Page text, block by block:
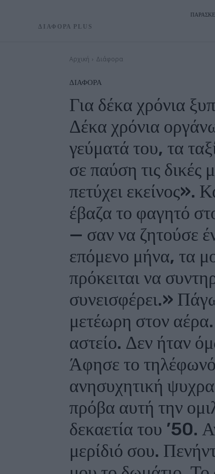
ΔΙΑΦΟΡΑ PLUS
Αρχική Διάφορα
ΔΙΆΦΟΡΑ
Για δέκα χρόνια
Δέκα χρόνια
γεύματά του, τα
σε παύση τις δικές
πετύχει εκείνος».
έβαζα το φαγητό
— σαν να ζητούσε
επόμενο μήνα, τα
πρόκειται να
συνεισφέρει.»
μετέωρη στον αέρα.
αστείο. Δεν ήταν
Άφησε το
ανησυχητική
πρόβα αυτή την
δεκαετία του ’50.
μερίδιό σου.